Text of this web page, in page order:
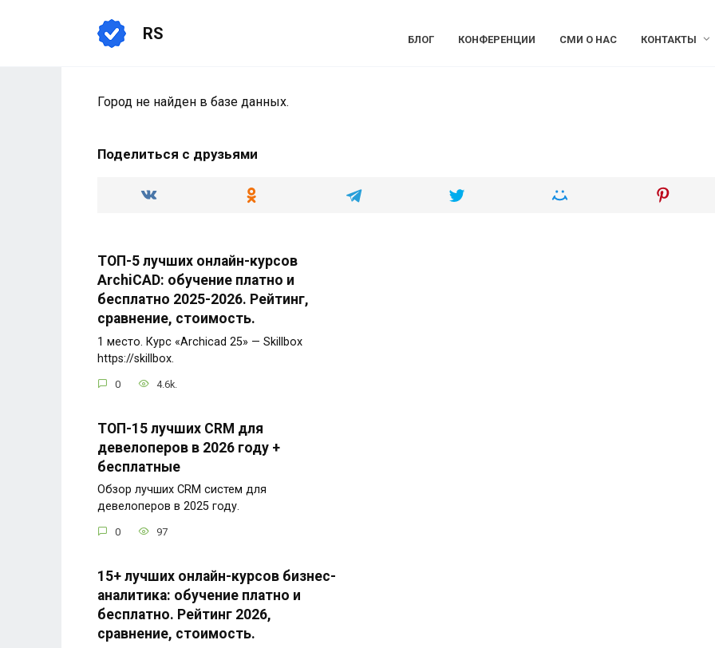
RS БЛОГ КОНФЕРЕНЦИИ СМИ О НАС КОНТАКТЫ
Город не найден в базе данных.
Поделиться с друзьями
ТОП-5 лучших онлайн-курсов
ArchiCAD: обучение платно и
бесплатно 2025-2026. Рейтинг,
сравнение, стоимость.
1 место. Курс «Archicad 25» — Skillbox
https://skillbox.
0 4.6k.
ТОП-15 лучших CRM для
девелоперов в 2026 году +
бесплатные
Обзор лучших CRM систем для
девелоперов в 2025 году.
0 97
15+ лучших онлайн-курсов бизнес-
аналитика: обучение платно и
бесплатно. Рейтинг 2026,
сравнение, стоимость.